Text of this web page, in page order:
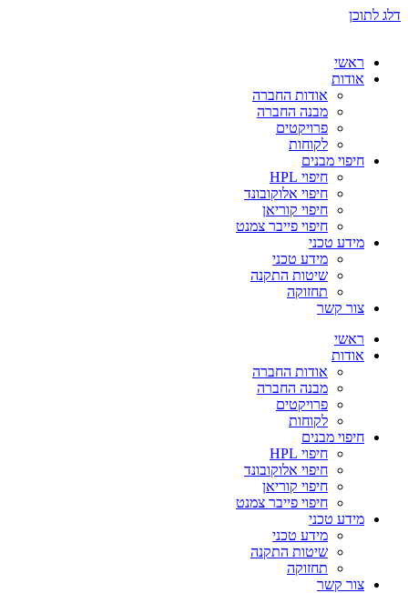
דלג לתוכן
ראשי
אודות
אודות החברה
מבנה החברה
פרויקטים
לקוחות
חיפוי מבנים
חיפוי HPL
חיפוי אלוקובונד
חיפוי קוריאן
חיפוי פייבר צמנט
מידע טכני
מידע טכני
שיטות התקנה
תחזוקה
צור קשר
ראשי
אודות
אודות החברה
מבנה החברה
פרויקטים
לקוחות
חיפוי מבנים
חיפוי HPL
חיפוי אלוקובונד
חיפוי קוריאן
חיפוי פייבר צמנט
מידע טכני
מידע טכני
שיטות התקנה
תחזוקה
צור קשר